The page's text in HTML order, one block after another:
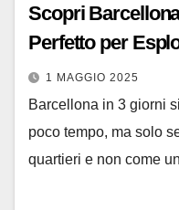
Scopri
Perfetto per
1 MAGGIO 2025
Barcellona in 3 giorni
poco tempo, ma solo
quartieri e non come